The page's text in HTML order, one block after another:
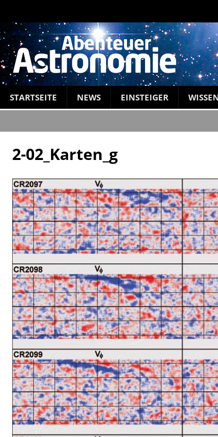
STARTSEITE NEWS EINSTEIGER
2-02_Karten_g